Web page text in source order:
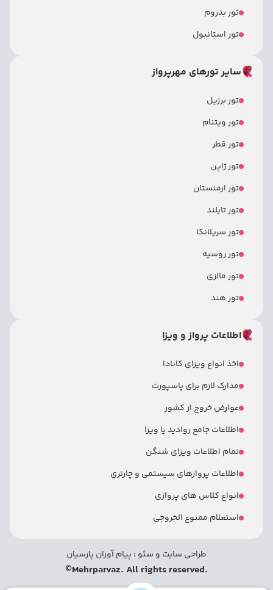
تور بدروم
تور استانبول
سایر تورهای مهرپرواز
تور برزیل
تور ویتنام
تور قطر
تور ژاپن
تور ارمنستان
تور تایلند
تور سریلانکا
تور روسیه
تور مالزی
تور هند
اطلاعات پرواز و ویزا
اخذ انواع ویزای کانادا
مدارک لازم برای پاسپورت
عوارض خروج از کشور
اطلاعات جامع روادید یا ویزا
تمام اطلاعات ویزای شنگن
اطلاعات پروازهای سیستمی و چارتری
انواع کلاس های پروازی
استعلام ممنوع الخروجی
طراحی سایت و سئو : پیام آوران پارسیان
© .Mehrparvaz. All rights reserved